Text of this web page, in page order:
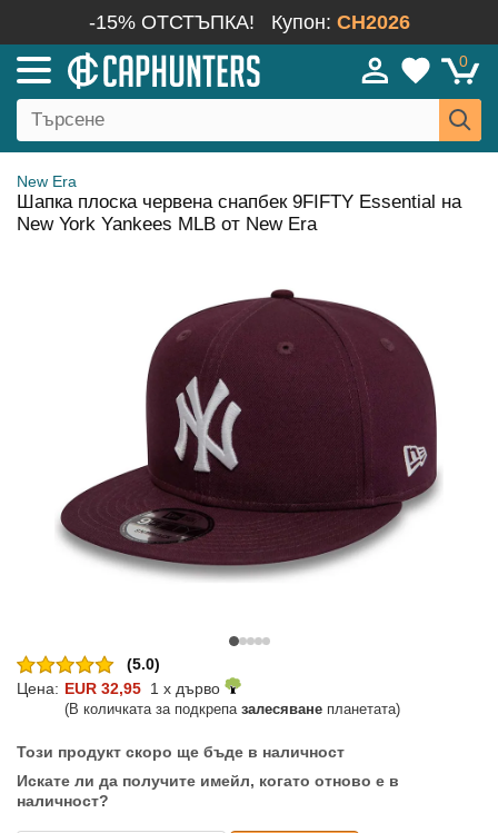
-15% ОТСТЪПКА! Купон: CH2026
0
New Era
Шапка плоска червена снапбек 9FIFTY Essential на
New York Yankees MLB от New Era
(5.0)
Цена: EUR 32,95 1 x дърво
(В количката за подкрепа залесяване планетата)
Този продукт скоро ще бъде в наличност
Искате ли да получите имейл, когато отново е в
наличност?